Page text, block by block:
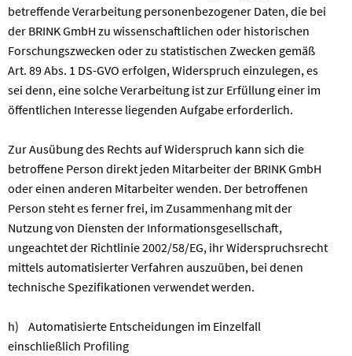
betreffende Verarbeitung personenbezogener Daten, die bei
der BRINK GmbH zu wissenschaftlichen oder historischen
Forschungszwecken oder zu statistischen Zwecken gemäß
Art. 89 Abs. 1 DS-GVO erfolgen, Widerspruch einzulegen, es
sei denn, eine solche Verarbeitung ist zur Erfüllung einer im
öffentlichen Interesse liegenden Aufgabe erforderlich.
Zur Ausübung des Rechts auf Widerspruch kann sich die
betroffene Person direkt jeden Mitarbeiter der BRINK GmbH
oder einen anderen Mitarbeiter wenden. Der betroffenen
Person steht es ferner frei, im Zusammenhang mit der
Nutzung von Diensten der Informationsgesellschaft,
ungeachtet der Richtlinie 2002/58/EG, ihr Widerspruchsrecht
mittels automatisierter Verfahren auszuüben, bei denen
technische Spezifikationen verwendet werden.
h) Automatisierte Entscheidungen im Einzelfall
einschließlich Profiling